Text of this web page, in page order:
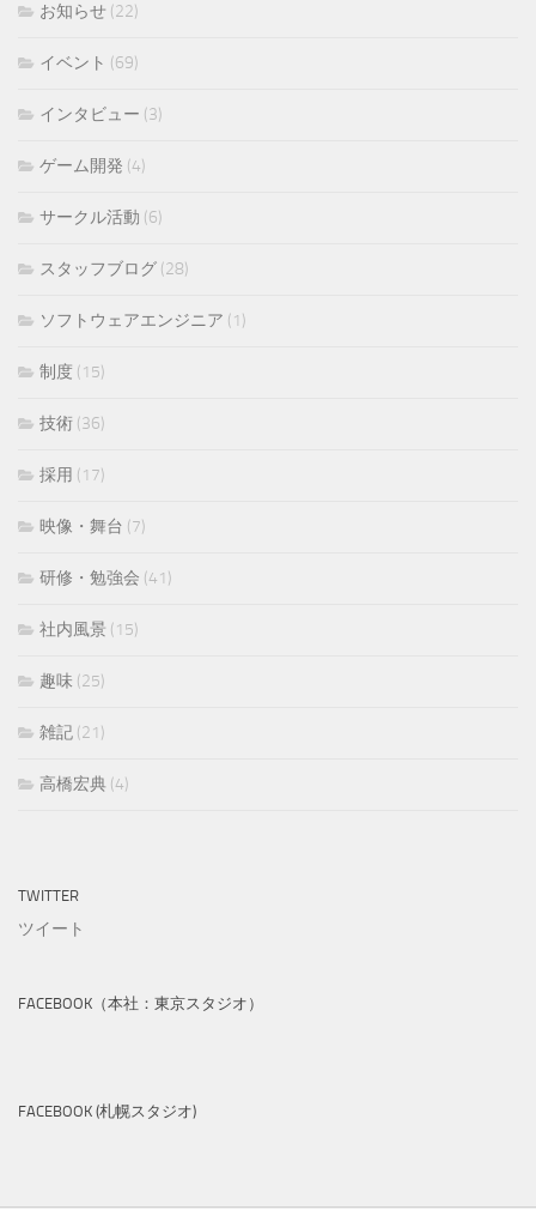
お知らせ (22)
イベント (69)
インタビュー (3)
ゲーム開発 (4)
サークル活動 (6)
スタッフブログ (28)
ソフトウェアエンジニア (1)
制度 (15)
技術 (36)
採用 (17)
映像・舞台 (7)
研修・勉強会 (41)
社内風景 (15)
趣味 (25)
雑記 (21)
高橋宏典 (4)
TWITTER
ツイート
FACEBOOK（本社：東京スタジオ）
FACEBOOK (札幌スタジオ)